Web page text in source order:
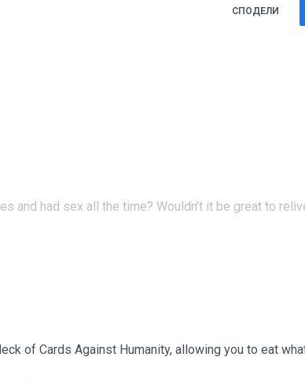
СПОДЕЛИ
and had sex all the time? Wouldn’t it be great to
of Cards Against Humanity, allowing you to eat